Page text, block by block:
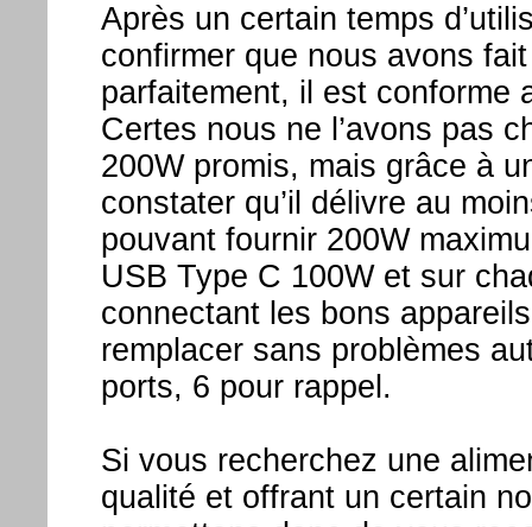
Après un certain temps
confirmer que nous avons
parfaitement, il est conforme
Certes nous ne l’avons pas
200W promis, mais grâce à
constater qu’il délivre au
pouvant fournir 200W
USB Type C 100W et sur
connectant les bons
remplacer sans problèmes
ports, 6 pour rappel.
Si vous recherchez une
qualité et offrant un certain